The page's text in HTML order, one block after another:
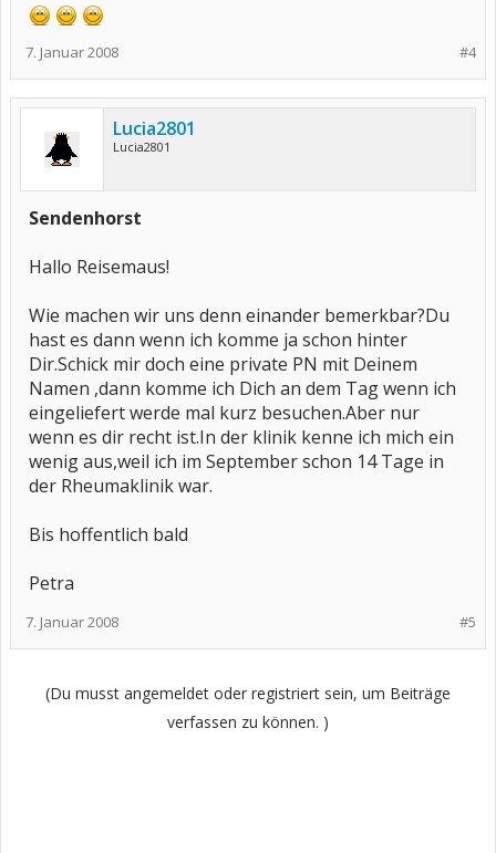
#4
7. Januar 2008
Lucia2801
Lucia2801
Sendenhorst
Hallo Reisemaus!
Wie machen wir uns denn einander bemerkbar?Du
hast es dann wenn ich komme ja schon hinter
Dir.Schick mir doch eine private PN mit Deinem
Namen ,dann komme ich Dich an dem Tag wenn ich
eingeliefert werde mal kurz besuchen.Aber nur
wenn es dir recht ist.In der klinik kenne ich mich ein
wenig aus,weil ich im September schon 14 Tage in
der Rheumaklinik war.
Bis hoffentlich bald
Petra
#5
7. Januar 2008
(Du musst angemeldet oder registriert sein, um Beiträge
verfassen zu können. )